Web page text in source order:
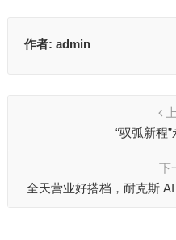
作者: admin
“驭弧新程
下
全天营业好搭档，耐克斯